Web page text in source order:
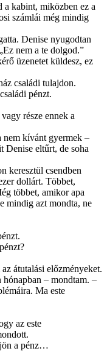
a kabint, miközben ez a
számlái még mindig
Denise nyugodtan
nem a te dolgod.”
üzenetet küldesz, ez
családi tulajdon.
pénzt.
része ennek a
nem kívánt gyermek –
Denise eltűrt, de soha
keresztül csendben
dollárt. Többet,
többet, amikor apa
mindig azt mondta, ne
átutalási előzményeket.
– mondtam. –
Ma este
az este
a pénz…